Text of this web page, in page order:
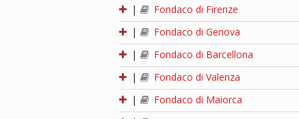
|
Fondaco di Firenze
|
Fondaco di Genova
|
Fondaco di Barcellona
|
Fondaco di Valenza
|
Fondaco di Maiorca